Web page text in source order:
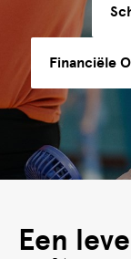
Financiële
Een